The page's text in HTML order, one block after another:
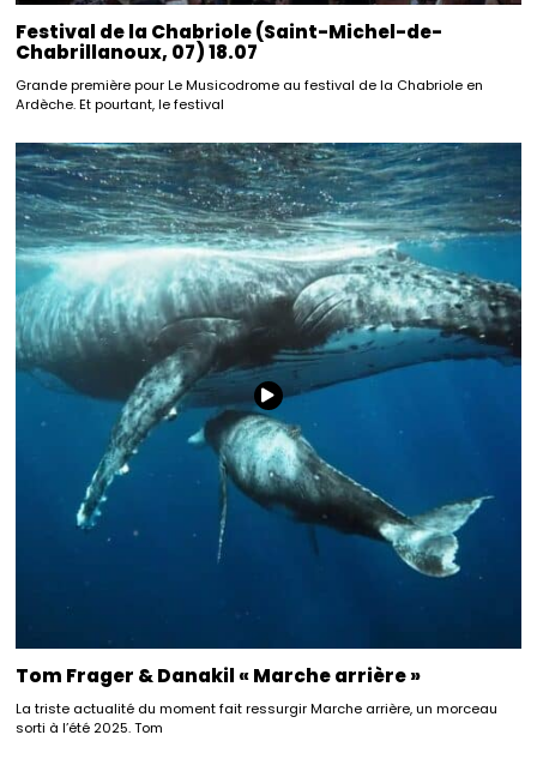
Festival de la Chabriole (Saint-Michel-de-
Chabrillanoux, 07) 18.07
Grande première pour Le Musicodrome au festival de la Chabriole en
Ardèche. Et pourtant, le festival
Tom Frager & Danakil « Marche arrière »
La triste actualité du moment fait ressurgir Marche arrière, un morceau
sorti à l’été 2025. Tom